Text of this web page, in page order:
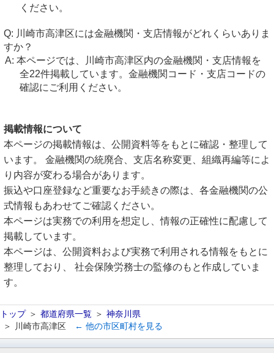
ください。
川崎市高津区には金融機関・支店情報がどれくらいありま
すか？
本ページでは、川崎市高津区内の金融機関・支店情報を
全22件掲載しています。金融機関コード・支店コードの
確認にご利用ください。
掲載情報について
本ページの掲載情報は、公開資料等をもとに確認・整理して
います。 金融機関の統廃合、支店名称変更、組織再編等によ
り内容が変わる場合があります。
振込や口座登録など重要なお手続きの際は、各金融機関の公
式情報もあわせてご確認ください。
本ページは実務での利用を想定し、情報の正確性に配慮して
掲載しています。
本ページは、公開資料および実務で利用される情報をもとに
整理しており、 社会保険労務士の監修のもと作成していま
す。
トップ 都道府県一覧
神奈川県
川崎市高津区
← 他の市区町村を見る